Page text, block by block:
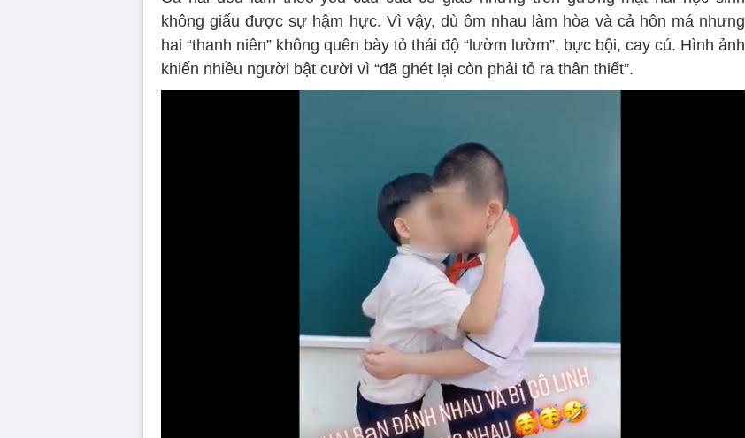
không giấu được sự hậm hực. Vì vậy, dù ôm nhau làm hòa và cả hôn má nhưng
hai “thanh niên” không quên bày tỏ thái độ “lườm lườm”, bực bội, cay cú. Hình ảnh
khiến nhiều người bật cười vì “đã ghét lại còn phải tỏ ra thân thiết”.